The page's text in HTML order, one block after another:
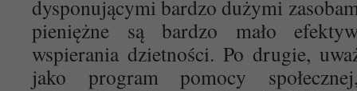
dysponującymi bardzo dużymi
pieniężne są bardzo mało
wspierania dzietności. Po drugie,
jako program pomocy